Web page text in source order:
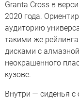
Granta Cross в
2020 года.
аудиторию
такими же
дисками с
неокрашенного
кузове.
Внутри — сиденья с